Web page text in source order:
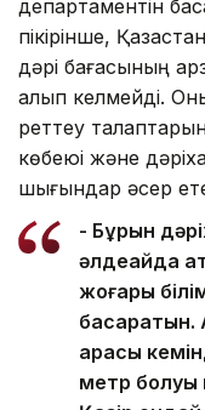
департаментін
пікірінше,
дәрі бағасының
алып келмейді.
реттеу
көбеюі және
шығындар әсер
- Бұрын
әлдеқайда
жоғары
арасы
метр болуы